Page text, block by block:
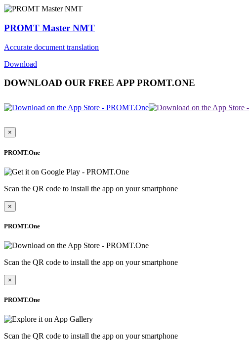
PROMT Master NMT
Accurate document translation
Download
DOWNLOAD OUR FREE APP PROMT.ONE
×
PROMT.One
Scan the QR code to install the app on your smartphone
×
PROMT.One
Scan the QR code to install the app on your smartphone
×
PROMT.One
Scan the QR code to install the app on your smartphone